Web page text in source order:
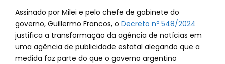
Assinado por Milei e pelo chefe de gabinete do
governo, Guillermo Francos, o Decreto nº 548/2024
justifica a transformação da agência de notícias em
uma agência de publicidade estatal alegando que a
medida faz parte do que o governo argentino